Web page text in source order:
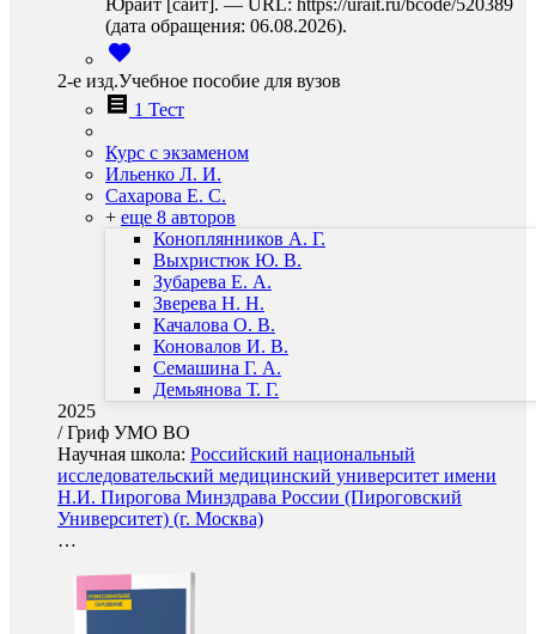
Юрайт [сайт]. — URL: https://urait.ru/bcode/520389
(дата обращения: 06.08.2026).
2-е изд.Учебное пособие для вузов
1 Тест
Курс с экзаменом
Ильенко Л. И.
Сахарова Е. С.
+ еще 8 авторов
Коноплянников А. Г.
Выхристюк Ю. В.
Зубарева Е. А.
Зверева Н. Н.
Качалова О. В.
Коновалов И. В.
Семашина Г. А.
Демьянова Т. Г.
2025
/Гриф УМО ВО
Научная школа: Российский национальный
исследовательский медицинский университет имени
Н.И. Пирогова Минздрава России (Пироговский
Университет) (г. Москва)
…